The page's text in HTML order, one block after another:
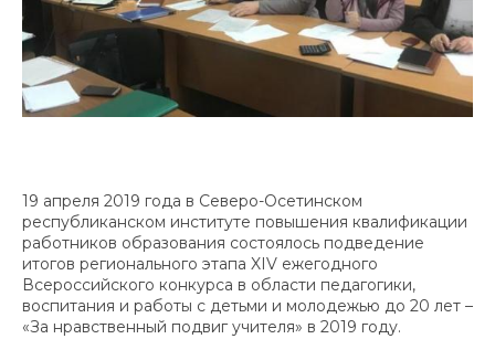
19 апреля 2019 года в Северо-Осетинском
республиканском институте повышения квалификации
работников образования состоялось подведение
итогов регионального этапа XIV ежегодного
Всероссийского конкурса в области педагогики,
воспитания и работы с детьми и молодежью до 20 лет –
«За нравственный подвиг учителя» в 2019 году.